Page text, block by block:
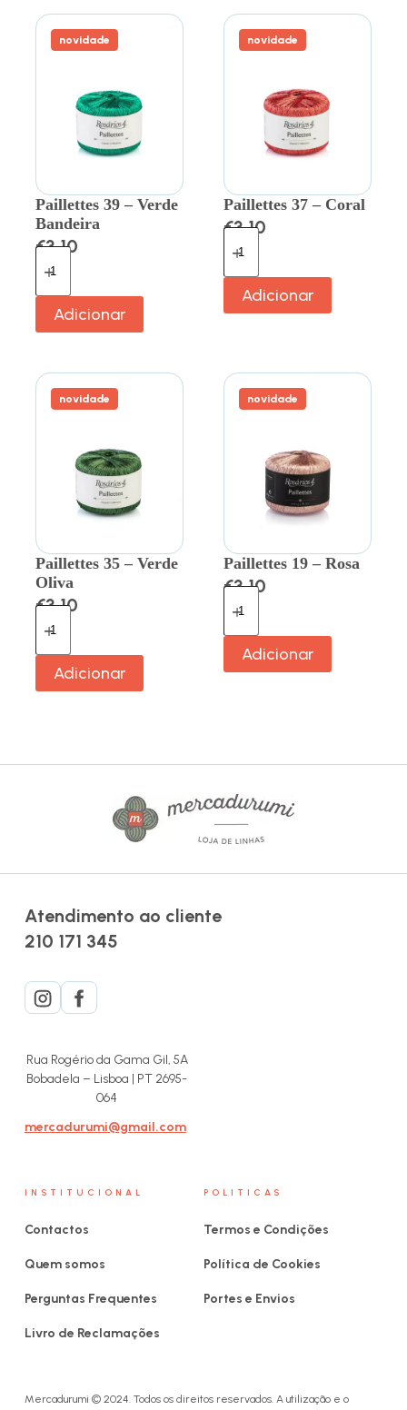
novidade
Paillettes 39 – Verde
Bandeira
€3.10
Adicionar
novidade
Paillettes 37 – Coral
€3.10
Adicionar
novidade
Paillettes 35 – Verde
Oliva
€3.10
Adicionar
novidade
Paillettes 19 – Rosa
€3.10
Adicionar
Atendimento ao cliente
210 171 345
Rua Rogério da Gama Gil, 5A
Bobadela – Lisboa | PT 2695-
064
mercadurumi@gmail.com
INSTITUCIONAL
Contactos
Quem somos
Perguntas Frequentes
Livro de Reclamações
POLITICAS
Termos e Condições
Política de Cookies
Portes e Envios
Mercadurumi © 2024. Todos os direitos reservados. A utilização e o